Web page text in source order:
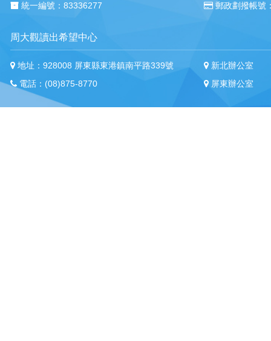
統一編號：83336277
郵政劃撥帳號
周大觀讀出希望中心
地址：928008 屏東縣東港鎮南平路339號
電話：(08)875-8770
新北辦公室
屏東辦公室